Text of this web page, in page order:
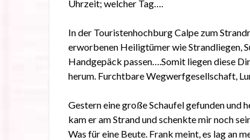
Uhrzeit; welcher Tag….
In der Touristenhochburg Calpe zum
erworbenen Heiligtümer wie Strandliegen,
Handgepäck passen….Somit liegen diese
herum. Furchtbare Wegwerfgesellschaft,
Gestern eine große Schaufel gefunden und
kam er am Strand und schenkte mir noch
Was für eine Beute. Frank meint, es lag an